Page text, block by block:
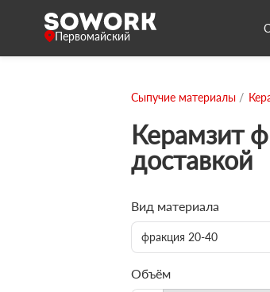
Первомайский
Сыпучие материалы
Керамзит
доставкой
Вид материала
фракция 20-40
Объём